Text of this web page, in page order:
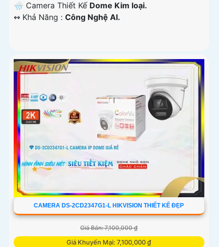
🌧️ Camera Thiết Kế Dome Kim loại.
️↭ Khả Năng : Công Nghệ AI.
CAMERA DS-2CD2347G1-L HIKVISION THIẾT KẾ ĐẸP
Giá Bán: 7,100,000 ₫
Giá Khuyến Mại: 7,100,000 ₫